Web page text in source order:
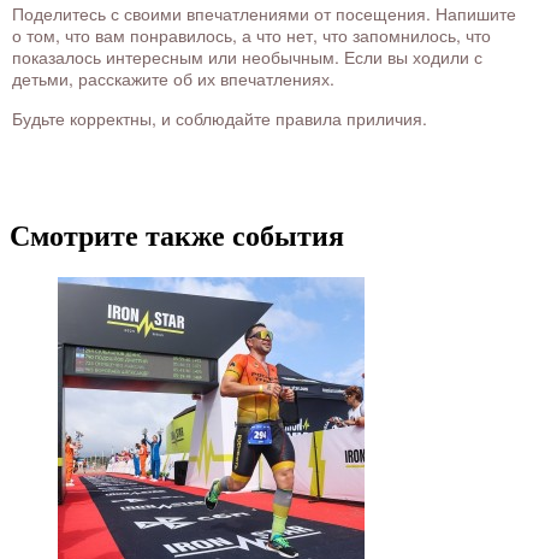
Поделитесь с своими впечатлениями от посещения. Напишите
о том, что вам понравилось, а что нет, что запомнилось, что
показалось интересным или необычным. Если вы ходили с
детьми, расскажите об их впечатлениях.
Будьте корректны, и соблюдайте правила приличия.
Смотрите также события